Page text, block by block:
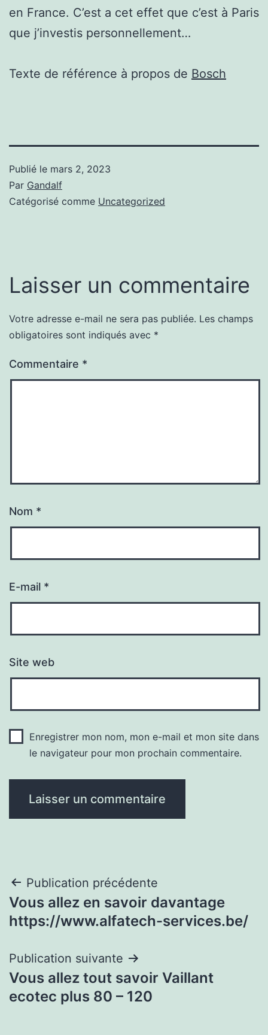
en France. C’est a cet effet que c’est à Paris
que j’investis personnellement…
Texte de référence à propos de Bosch
Publié le mars 2, 2023
Par Gandalf
Catégorisé comme Uncategorized
Laisser un commentaire
Votre adresse e-mail ne sera pas publiée. Les champs
obligatoires sont indiqués avec *
Commentaire *
Nom *
E-mail *
Site web
Enregistrer mon nom, mon e-mail et mon site dans
le navigateur pour mon prochain commentaire.
Navigation
de
Publication précédente
Vous allez en savoir davantage
https://www.alfatech-services.be/
Publication suivante
Vous allez tout savoir Vaillant
ecotec plus 80 – 120